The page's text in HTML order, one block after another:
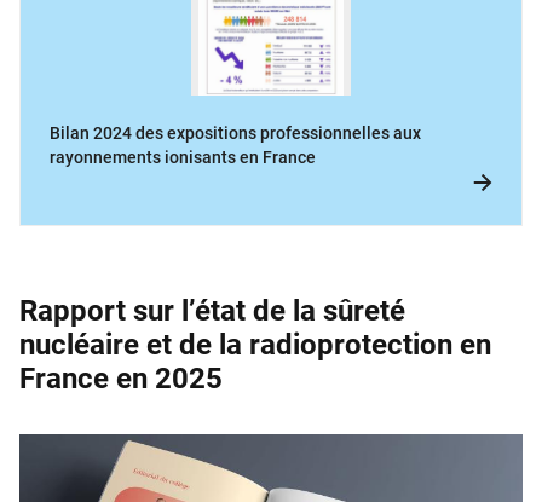
Bilan 2024 des expositions professionnelles aux
rayonnements ionisants en France
Rapport sur l’état de la sûreté
nucléaire et de la ­radioprotection en
France en 2025